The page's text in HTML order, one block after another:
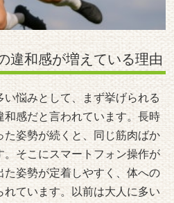
違和感が増えている理由
悩みとして、まず挙げられる
感だと言われています。長時
た姿勢が続くと、同じ筋肉ばか
。そこにスマートフォン操作が
た姿勢が定着しやすく、体への
ています。以前は大人に多い